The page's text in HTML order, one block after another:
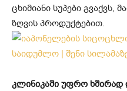
ცხიმიანი სუპები გვაქვს,
ზღვის პროდუქტებით.
კლინიკაში უფრო ხშირად